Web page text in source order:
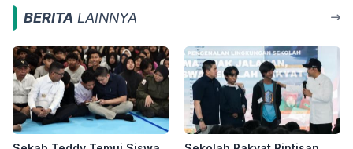
BERITA LAINNYA